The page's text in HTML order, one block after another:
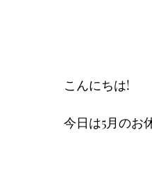
こんにちは!
今日は5月のお